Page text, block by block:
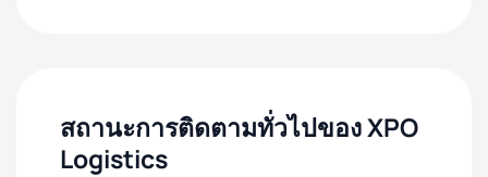
สถานะการติดตามทั่วไปของ XPO
Logistics